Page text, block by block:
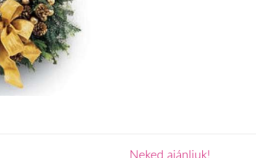
Neked ajánljuk!